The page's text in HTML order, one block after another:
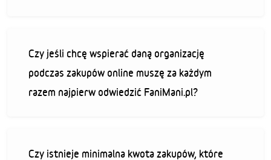
Czy jeśli chcę wspierać daną organizację
podczas zakupów online muszę za każdym
razem najpierw odwiedzić FaniMani.pl?
Czy istnieje minimalna kwota zakupów, które